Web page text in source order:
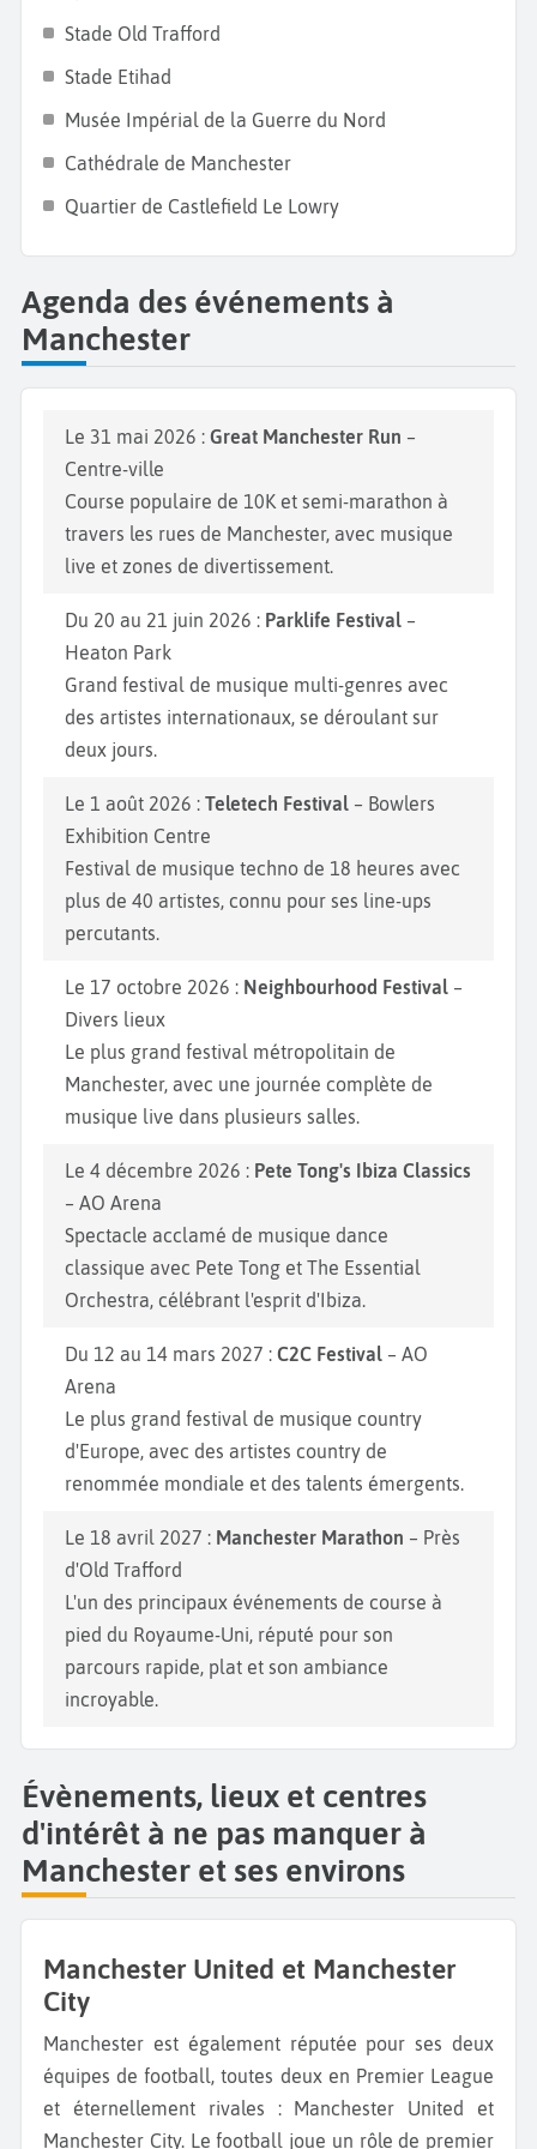
trouverez toujours une activité à faire pendant vos
Stade Old Trafford​
Stade Etihad​
Musée Impérial de la Guerre du Nord​
Cathédrale de Manchester​
Quartier de Castlefield​ Le Lowry
Agenda des événements à
Manchester
Le 31 mai 2026 : Great Manchester Run –
Centre-ville
Course populaire de 10K et semi-marathon à
travers les rues de Manchester, avec musique
live et zones de divertissement.
Du 20 au 21 juin 2026 : Parklife Festival –
Heaton Park
Grand festival de musique multi-genres avec
des artistes internationaux, se déroulant sur
deux jours.
Le 1 août 2026 : Teletech Festival – Bowlers
Exhibition Centre
Festival de musique techno de 18 heures avec
plus de 40 artistes, connu pour ses line-ups
percutants.
Le 17 octobre 2026 : Neighbourhood Festival –
Divers lieux
Le plus grand festival métropolitain de
Manchester, avec une journée complète de
musique live dans plusieurs salles.
Le 4 décembre 2026 : Pete Tong's Ibiza Classics
– AO Arena
Spectacle acclamé de musique dance
classique avec Pete Tong et The Essential
Orchestra, célébrant l'esprit d'Ibiza.
Du 12 au 14 mars 2027 : C2C Festival – AO
Arena
Le plus grand festival de musique country
d'Europe, avec des artistes country de
renommée mondiale et des talents émergents.
Le 18 avril 2027 : Manchester Marathon – Près
d'Old Trafford
L'un des principaux événements de course à
pied du Royaume-Uni, réputé pour son
parcours rapide, plat et son ambiance
incroyable.
Évènements, lieux et centres
d'intérêt à ne pas manquer à
Manchester et ses environs
Manchester United et Manchester
City
Manchester est également réputée pour ses deux
équipes de football, toutes deux en Premier League
et éternellement rivales : Manchester United et
Manchester City. Le football joue un rôle de premier